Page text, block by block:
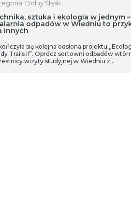
Dolny Śląsk
sztuka i ekologia w jednym –
odpadów w Wiedniu to
innych
się kolejna odsłona projektu
Trails II”. Oprócz sortowni odpadów
wizyty studyjnej w Wiedniu z…